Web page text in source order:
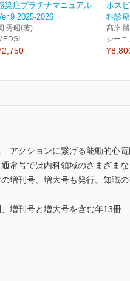
染症プラチナマニュアル
2025-2026
秀昭(著)
ホス
科診
髙岸
シーニ
アクションに繋げる能動的心
常号では内科領域のさまざま
の増刊号、増大号も発行。知識
、増刊号と増大号を含む年13冊